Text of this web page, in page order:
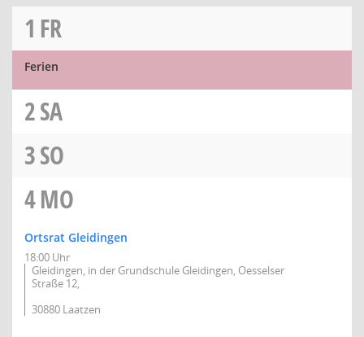
1 FR
Ferien
2SA
3SO
4MO
Ortsrat Gleidingen
18:00 Uhr
Gleidingen, in der Grundschule Gleidingen, Oesselser
Straße 12,
30880 Laatzen